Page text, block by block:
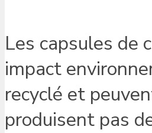
Les capsules de
impact
recyclé et
produisent pas